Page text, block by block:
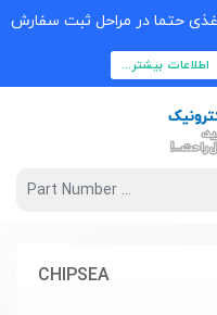
حتما در مراحل ثبت سفارش
اطلاعات بیشتر...
CHIPSEA